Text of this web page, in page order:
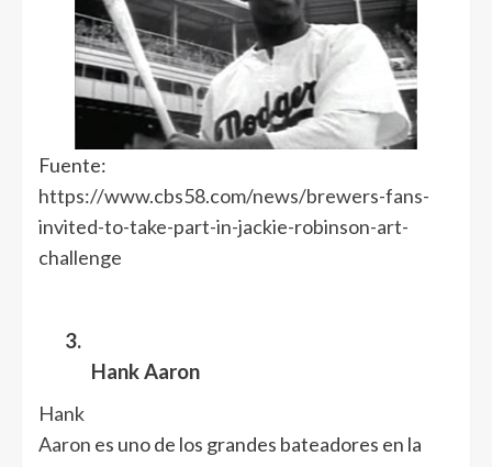
Fuente:
https://www.cbs58.com/news/brewers-fans-
invited-to-take-part-in-jackie-robinson-art-
challenge
3.
Hank Aaron
Hank
Aaron es uno de los grandes bateadores en la